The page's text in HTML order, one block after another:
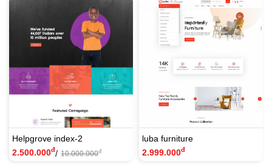
Helpgrove index-2
2.500.000đ/ 10.000.000đ
luba furniture
2.999.000đ